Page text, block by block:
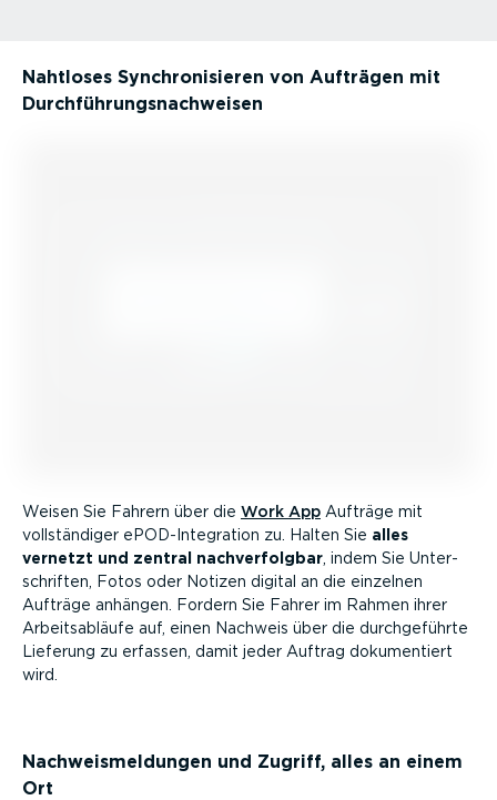
Nahtloses Synchro­ni­sieren von Aufträgen mit
Durch­füh­rungs­nach­weisen
Weisen Sie Fahrern über die Work App Aufträge mit
vollstän­diger ePOD-­In­te­gration zu. Halten Sie alles
vernetzt und zentral nachver­folgbar , indem Sie Unter­
schriften, Fotos oder Notizen digital an die einzelnen
Aufträge anhängen. Fordern Sie Fahrer im Rahmen ihrer
Arbeits­ab­läufe auf, einen Nachweis über die durch­ge­führte
Lieferung zu erfassen, damit jeder Auftrag dokumen­tiert
wird.
Nachweis­mel­dungen und Zugriff, alles an einem
Ort